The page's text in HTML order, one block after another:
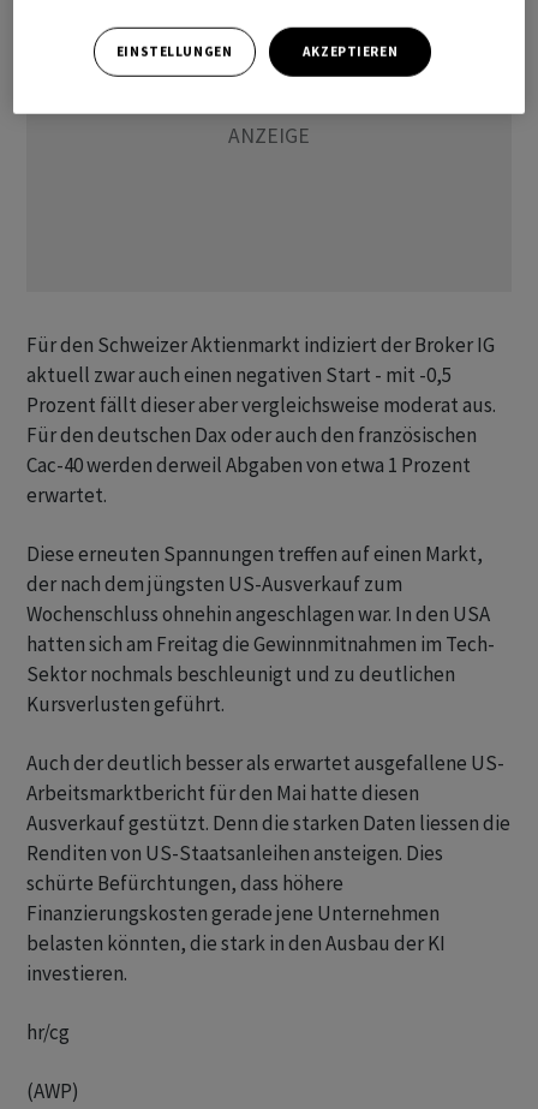
Für den Schweizer Aktienmarkt indiziert der Broker IG
aktuell zwar auch einen negativen Start - mit -0,5
Prozent fällt dieser aber vergleichsweise moderat aus.
Für den deutschen Dax oder auch den französischen
Cac-40 werden derweil Abgaben von etwa 1 Prozent
erwartet.
Diese erneuten Spannungen treffen auf einen Markt,
der nach dem jüngsten US-Ausverkauf zum
Wochenschluss ohnehin angeschlagen war. In den USA
hatten sich am Freitag die Gewinnmitnahmen im Tech-
Sektor nochmals beschleunigt und zu deutlichen
Kursverlusten geführt.
Auch der deutlich besser als erwartet ausgefallene US-
Arbeitsmarktbericht für den Mai hatte diesen
Ausverkauf gestützt. Denn die starken Daten liessen die
Renditen von US-Staatsanleihen ansteigen. Dies
schürte Befürchtungen, dass höhere
Finanzierungskosten gerade jene Unternehmen
belasten könnten, die stark in den Ausbau der KI
investieren.
hr/cg
(AWP)
EINSTELLUNGEN AKZEPTIEREN